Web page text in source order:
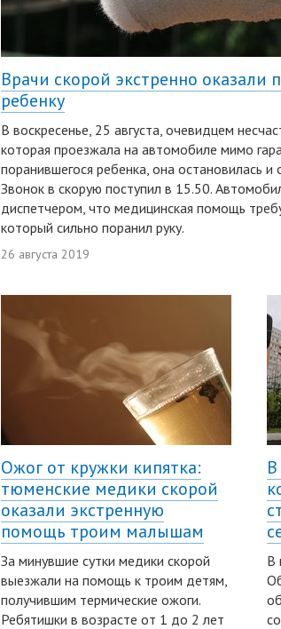
Врачи скорой экстренно
ребенку
В воскресенье, 25 августа, очевидцем
которая проезжала на автомобиле мимо
поранившегося ребенка, она остановилась
Звонок в скорую поступил в 15.50.
диспетчером, что медицинская помощь
который сильно поранил руку.
26 августа 2019
Ожог от кружки кипятка:
тюменские медики скорой
оказали экстренную
помощь троим малышам
За минувшие сутки медики скорой
выезжали на помощь к троим детям,
получившим термические ожоги.
Ребятишки в возрасте от 1 до 2 лет
В